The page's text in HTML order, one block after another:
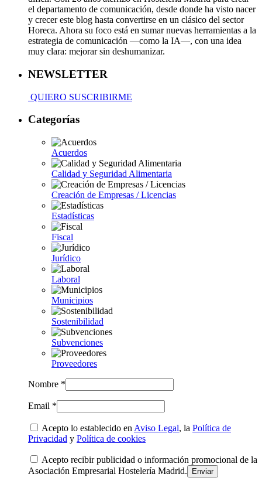
el departamento de comunicación, desde donde ha visto nacer
y crecer este blog hasta convertirse en un clásico del sector
Horeca. Ahora su foco está en sumar nuevas herramientas a la
estrategia de comunicación —como la IA—, con una idea
muy clara: mejorar sin deshumanizar.
NEWSLETTER
QUIERO SUSCRIBIRME
Categorías
Acuerdos
Calidad y Seguridad Alimentaria
Creación de Empresas / Licencias
Estadísticas
Fiscal
Jurídico
Laboral
Municipios
Sostenibilidad
Subvenciones
Proveedores
Nombre *
Email *
Acepto lo establecido en Aviso Legal, la Política de
Privacidad y Política de cookies
Acepto recibir publicidad o información promocional de la
Asociación Empresarial Hostelería Madrid.